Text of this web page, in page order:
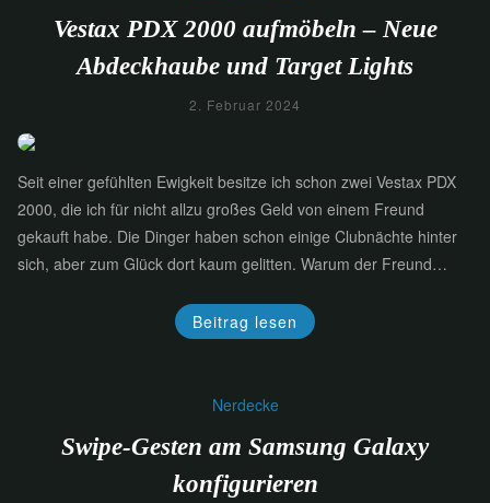
Vestax PDX 2000 aufmöbeln – Neue
Abdeckhaube und Target Lights
2. Februar 2024
Seit einer gefühlten Ewigkeit besitze ich schon zwei Vestax PDX
2000, die ich für nicht allzu großes Geld von einem Freund
gekauft habe. Die Dinger haben schon einige Clubnächte hinter
sich, aber zum Glück dort kaum gelitten. Warum der Freund…
Beitrag lesen
Nerdecke
Swipe-Gesten am Samsung Galaxy
konfigurieren